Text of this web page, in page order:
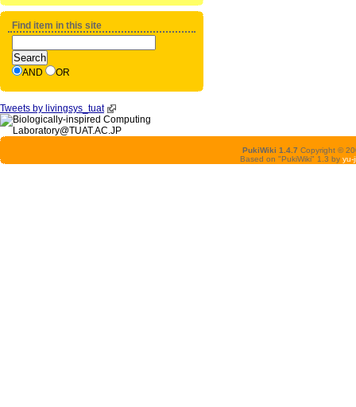
Find item in this site
AND OR
Tweets by livingsys_tuat
PukiWiki 1.4.7 Copyright ©
Based on "PukiWiki" 1.3 by yu-ji